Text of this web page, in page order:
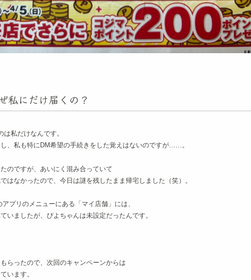
私にだけ届くの？
私だけなんです。
、私も特にDM希望の手続きをした覚えはないのですが……。
のですが、あいにく混み合っていて
はなかったので、今日は謎を残したまま帰宅しました（笑）。
プリのメニューにある「マイ店舗」には、
いましたが、ぴよちゃんは未設定だったんです。
らったので、次回のキャンペーンからは
います。